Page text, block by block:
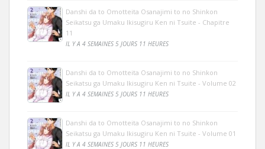
Danshi da to Omotteita Osanajimi to no Shinkon
Seikatsu ga Umaku Ikisugiru Ken ni Tsuite - Chapitre
11
IL Y A 4 SEMAINES 5 JOURS 11 HEURES
Danshi da to Omotteita Osanajimi to no Shinkon
Seikatsu ga Umaku Ikisugiru Ken ni Tsuite - Volume 02
IL Y A 4 SEMAINES 5 JOURS 11 HEURES
Danshi da to Omotteita Osanajimi to no Shinkon
Seikatsu ga Umaku Ikisugiru Ken ni Tsuite - Volume 01
IL Y A 4 SEMAINES 5 JOURS 11 HEURES